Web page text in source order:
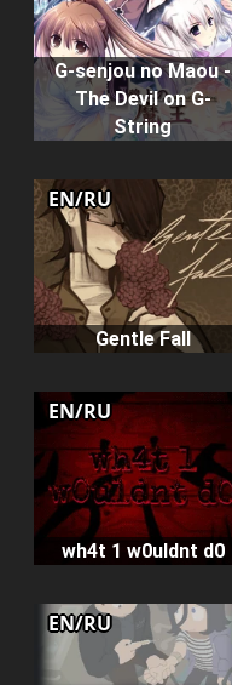
G-senjou no Maou -
The Devil on G-
String
Gentle Fall
EN/RU
wh4t 1 w0uldnt d0
EN/RU
EN/RU